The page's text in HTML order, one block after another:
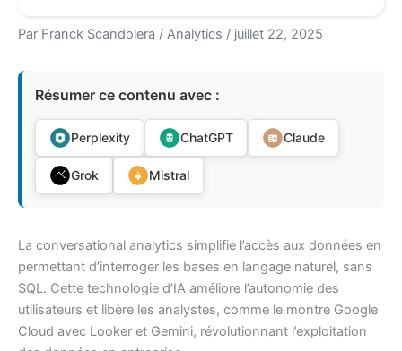
Par Franck Scandolera / Analytics / juillet 22, 2025
Résumer ce contenu avec :
Perplexity ChatGPT Claude
Grok Mistral
La conversational analytics simplifie l’accès aux données en
permettant d’interroger les bases en langage naturel, sans
SQL. Cette technologie d’IA améliore l’autonomie des
utilisateurs et libère les analystes, comme le montre Google
Cloud avec Looker et Gemini, révolutionnant l’exploitation